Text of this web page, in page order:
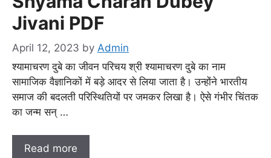
Jivani PDF
April 12, 2023 by Admin
श्यामाचरण दुबे का जीवन परिचय श्री श्यामाचरण दुबे का नाम
सामाजिक वैज्ञानिकों में बड़े आदर से लिया जाता है। उन्होंने भारतीय
समाज की बदलती परिस्थितियों पर जमकर लिखा है। ऐसे गंभीर चिंतक
का जन्म सन् …
Read more